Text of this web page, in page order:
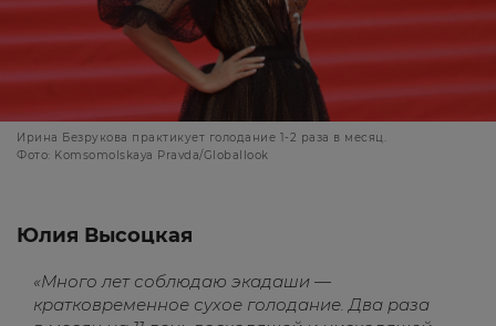
Ирина Безрукова практикует голодание 1-2 раза в месяц.
Фото: Komsomolskaya Pravda/Globallook
Юлия Высоцкая
«Много лет соблюдаю экадаши —
кратковременное сухое голодание. Два раза